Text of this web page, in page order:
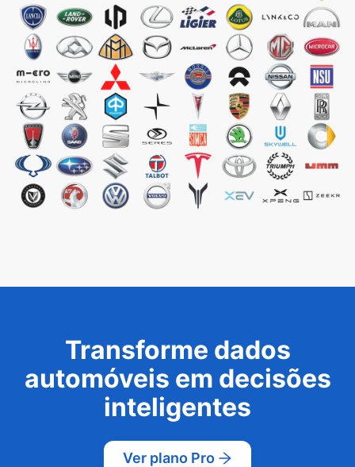
Transforme dados
automóveis em decisões
inteligentes
Ver plano Pro